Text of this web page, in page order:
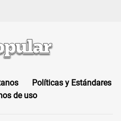
Políticas y Estándares
de uso